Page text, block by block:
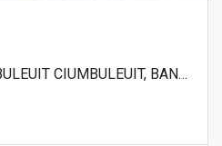
DISEWA RUMAH CIUMBULEUIT CIUMBULEUIT, BANDUNG